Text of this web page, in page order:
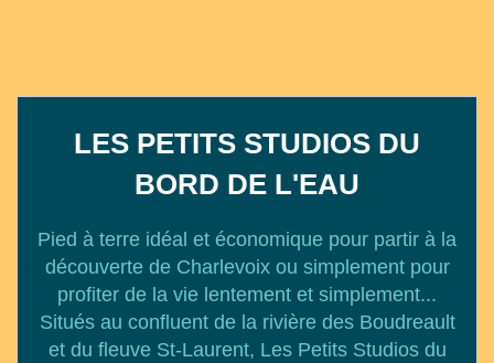
LES PETITS STUDIOS DU
BORD DE L'EAU
Pied à terre idéal et économique pour partir à la
découverte de Charlevoix ou simplement pour
profiter de la vie lentement et simplement...
Situés au confluent de la rivière des Boudreault
et du fleuve St-Laurent, Les Petits Studios du